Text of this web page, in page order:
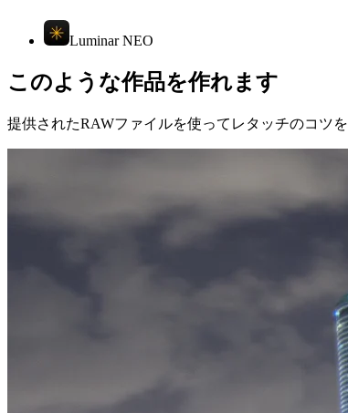
Luminar NEO
このような作品を作れます
提供されたRAWファイルを使ってレタッチのコツ